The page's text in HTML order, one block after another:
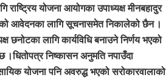
योजना आयोगका उपाध्यक्ष मीनबहादुर
आवेदनका लागि सूचनासमेत निकालेको छैन ।
लागि कार्यविधि बनाउने निर्णय भएको
।धितोपत्र निष्कासन अनुमति नपाउँदा
योजना पनि अवरुद्ध भएको सरोकारवालाको